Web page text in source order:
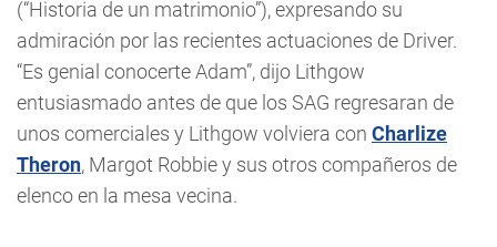
(“Historia de un matrimonio”), expresando su
admiración por las recientes actuaciones de Driver.
“Es genial conocerte Adam”, dijo Lithgow
entusiasmado antes de que los SAG regresaran de
unos comerciales y Lithgow volviera con Charlize
Theron, Margot Robbie y sus otros compañeros de
elenco en la mesa vecina.